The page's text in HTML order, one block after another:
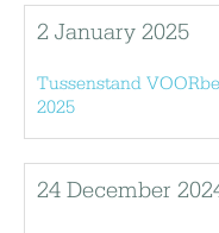
2 January 2025
Tussenstand
2025
24 December